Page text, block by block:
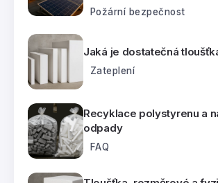
Požární bezpečnost
Jaká je dostatečná
Zateplení
Recyklace polystyrenu a
odpady
FAQ